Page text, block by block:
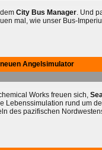
City Bus Manager. Und
mal, wie unser Bus-
Angelsimulator
Works freuen sich,
Lebenssimulation rund um
des pazifischen